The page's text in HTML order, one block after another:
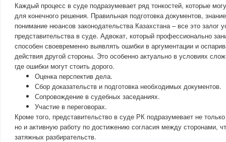
Каждый процесс в суде подразумевает ряд тонкостей, которые
для конечного решения. Правильная подготовка документов,
понимание нюансов законодательства Казахстана – все это залог
представительства в суде. Адвокат, который профессионально
способен своевременно выявлять ошибки в аргументации и
действия другой стороны. Это особенно актуально в условиях
где ошибки могут стоить дорого.
Оценка перспектив дела.
Сбор доказательств и подготовка необходимых документов.
Сопровождение в судебных заседаниях.
Участие в переговорах.
Кроме того, представительство в суде РК подразумевает не
но и активную работу по достижению согласия между сторонами,
затяжных разбирательств.